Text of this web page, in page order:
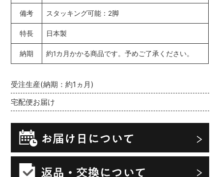
受注生産(納期：約1ヵ月)
宅配便お届け
備考 スタッキング可能：2脚
特長 日本製
納期 約1カ月かかる商品です。予めご了承ください。